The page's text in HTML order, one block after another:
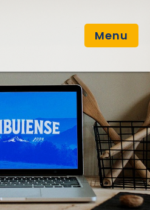
Menu